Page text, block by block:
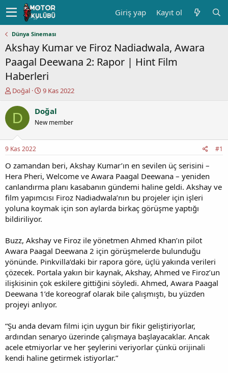
Giriş yap Kayıt ol
Dünya Sineması
Akshay Kumar ve Firoz Nadiadwala, Awara
Paagal Deewana 2: Rapor | Hint Film
Haberleri
K
n
y
b
a
ş
a
t
a
n
Doğal
B
ş
a
ç
a
r
i
h
9 Kas 2022
D Doğal
New member
9 Kas 2022 #1
O zamandan beri, Akshay Kumar’ın en sevilen üç serisini –
Hera Pheri, Welcome ve Awara Paagal Deewana – yeniden
canlandırma planı kasabanın gündemi haline geldi. Akshay ve
film yapımcısı Firoz Nadiadwala’nın bu projeler için işleri
yoluna koymak için son aylarda birkaç görüşme yaptığı
bildiriliyor.
Buzz, Akshay ve Firoz ile yönetmen Ahmed Khan’ın pilot
Awara Paagal Deewana 2 için görüşmelerde bulunduğu
yönünde. Pinkvilla’daki bir rapora göre, üçlü yakında verileri
çözecek. Portala yakın bir kaynak, Akshay, Ahmed ve Firoz’un
ilişkisinin çok eskilere gittiğini söyledi. Ahmed, Awara Paagal
Deewana 1’de koreograf olarak bile çalışmıştı, bu yüzden
projeyi anlıyor.
“Şu anda devam filmi için uygun bir fikir geliştiriyorlar,
ardından senaryo üzerinde çalışmaya başlayacaklar. Ancak
acele etmiyorlar ve her şeylerini veriyorlar çünkü orijinali
kendi haline getirmek istiyorlar.”